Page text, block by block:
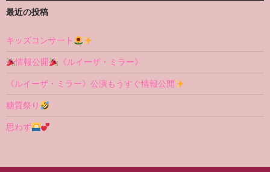
最近の投稿
キッズコンサート
情報公開 《ルイーザ・ミラー》
《ルイーザ・ミラー》公演もうすぐ情報公開
糖質祭り
思わず